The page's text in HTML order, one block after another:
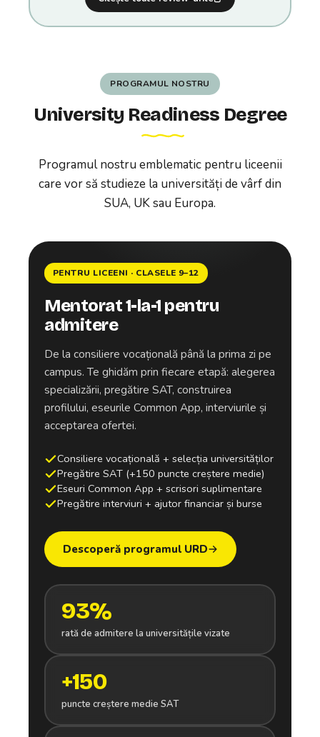
PROGRAMUL NOSTRU
University Readiness Degree
Programul nostru emblematic pentru liceenii
care vor să studieze la universități de vârf din
SUA, UK sau Europa.
PENTRU LICEENI · CLASELE 9–12
Mentorat 1-la-1 pentru
admitere
De la consiliere vocațională până la prima zi pe
campus. Te ghidăm prin fiecare etapă: alegerea
specializării, pregătire SAT, construirea
profilului, eseurile Common App, interviurile și
acceptarea ofertei.
Consiliere vocațională + selecția universităților
Pregătire SAT (+150 puncte creștere medie)
Eseuri Common App + scrisori suplimentare
Pregătire interviuri + ajutor financiar și burse
Descoperă programul URD
93%
rată de admitere la universitățile vizate
+150
puncte creștere medie SAT